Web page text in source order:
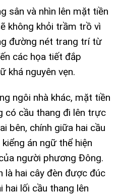
sân và nhìn lên mặt tiền
không khỏi trầm trồ vì
đường nét trang trí từ
các họa tiết đắp
khá nguyên vẹn.
ngôi nhà khác, mặt tiền
có cầu thang đi lên trực
bên, chính giữa hai cầu
án ngữ thể hiện
người phương Đông.
hai cây đèn được đúc
hai lối cầu thang lên